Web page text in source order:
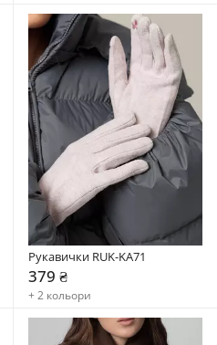
Рукавички RUK-KA71
379 ₴
+ 2 кольори